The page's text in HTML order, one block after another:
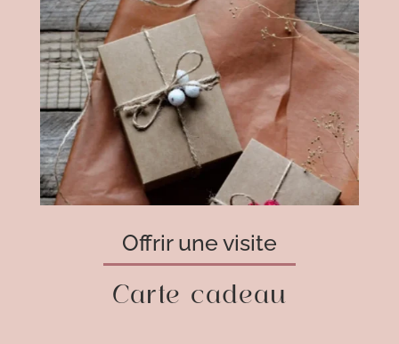
Offrir une visite
Carte cadeau